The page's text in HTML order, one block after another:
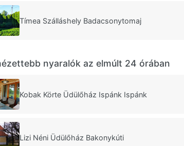
Tímea Szálláshely Badacsonytomaj
nyaralók az elmúlt 24 órában
Kobak Körte Üdülőház Ispánk Ispánk
Lizi Néni Üdülőház Bakonykúti